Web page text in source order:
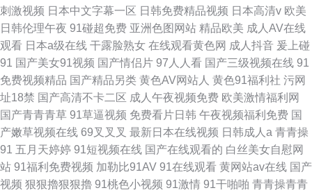
刺激视频 日本中文字幕一区 日韩免费精品视频 日本高清v 欧美
日韩伦理午夜 91碰超免费 亚洲色图网站 精品欧美 成人AV在线
观看 日本a级在线 干露脸熟女 在线观看黄色网 成人抖音 爰上碰
91 国产美女91视频 国产情侣片 97人人看 国产三级视频在线 91
免费视频精品 国产精品另类 黄色AV网站人 黄色91福利社 污网
址18禁 国产高清不卡二区 成人午夜视频免费 欧美激情福利网
国产青青青草 91草逼视频 免费看片日韩 午夜视频福利免费 国
产嫩草视频在线 69叉叉叉 最新日本在线视频 日韩成人a 青青操
91 五月天婷婷 91短视频在线 国产在线观看的 白丝美女自慰网
站 91福利免费视频 加勒比91AV 91在线观看 黄网站av在线 国产
视频 狠狠擼狠狠擼 91桃色小视频 91激情 91干啪啪 青青操青青